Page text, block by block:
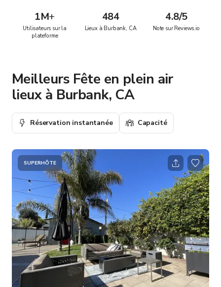
1M+
Utilisateurs sur la
plateforme
484
Lieux à Burbank, CA
4.8/5
Note sur Reviews.io
Meilleurs Fête en plein air
lieux à Burbank, CA
Réservation instantanée Capacité
SUPERHÔTE